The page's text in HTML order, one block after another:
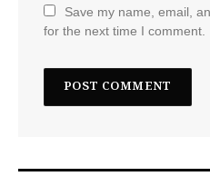
Save my name, email,
for the next time I comment.